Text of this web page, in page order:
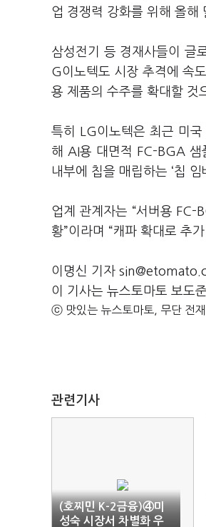
업 경쟁력 강화를 위해 올해
삼성전기 등 경재사들이 글
G이노텍도 시장 추격에 속
용 제품의 수주를 확대할 것
특히 LG이노텍은 최근 미
해 AI용 대면적 FC-BGA 샘
내부에 칩을 매립하는 ‘칩
업계 관계자는 “서버용 FC-
황”이라며 “캐파 확대로 추
이명신 기자
이 기사는 뉴스토마토 보도
ⓒ 맛있는 뉴스토마토, 무단 전재
관련기사
(호찌민 K-2금융)④미
성숙 시장서 차별화 우